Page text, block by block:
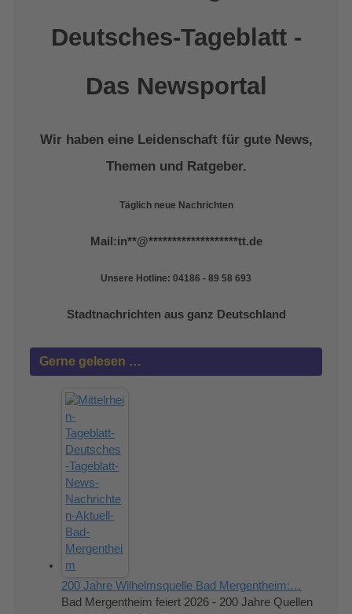
Deutsches-Tageblatt -
Das Newsportal
Wir haben eine Leidenschaft für gute News,
Themen und Ratgeber.
Täglich neue Nachrichten
Mail:in**@*******************tt.de
Unsere Hotline: 04186 - 89 58 693
Stadtnachrichten aus ganz Deutschland
Gerne gelesen …
200 Jahre Wilhelmsquelle Bad Mergentheim:…
Bad Mergentheim feiert 2026 - 200 Jahre Quellen